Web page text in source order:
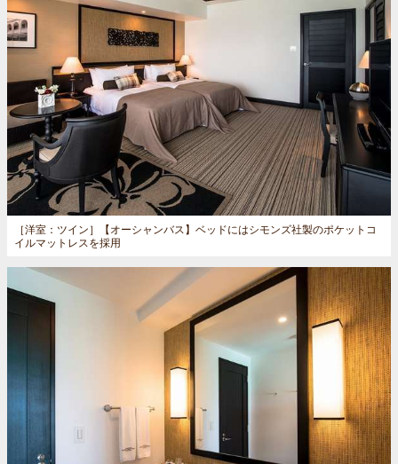
［洋室：ツイン］
【オーシャンバス】ベッドにはシモンズ社製のポケットコ
イルマットレスを採用